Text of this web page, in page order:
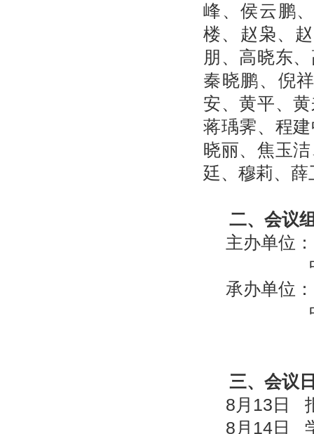
峰、侯云鹏
楼、赵枭、
朋、高晓东
秦晓鹏、倪
安、黄平、
蒋瑀霁、程
晓丽、焦玉
廷、穆莉、薛
二、会议
主办单位
中国植
承办单位
中国科
三、会议
8月13日
8月14日